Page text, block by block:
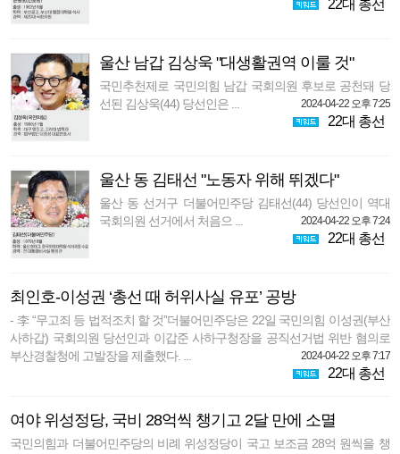
22대 총선
울산 남갑 김상욱 "대생활권역 이룰 것"
국민추천제로 국민의힘 남갑 국회의원 후보로 공천돼 당
선된 김상욱(44) 당선인은 ...
2024-04-22 오후 7:25
22대 총선
울산 동 김태선 "노동자 위해 뛰겠다"
울산 동 선거구 더불어민주당 김태선(44) 당선인이 역대
국회의원 선거에서 처음으 ...
2024-04-22 오후 7:24
22대 총선
최인호-이성권 ‘총선 때 허위사실 유포’ 공방
- 李 “무고죄 등 법적조치 할 것”더불어민주당은 22일 국민의힘 이성권(부산
사하갑) 국회의원 당선인과 이갑준 사하구청장을 공직선거법 위반 혐의로
부산경찰청에 고발장을 제출했다. ...
2024-04-22 오후 7:17
22대 총선
여야 위성정당, 국비 28억씩 챙기고 2달 만에 소멸
국민의힘과 더불어민주당의 비례 위성정당이 국고 보조금 28억 원씩을 챙